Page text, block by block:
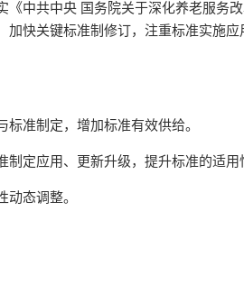
中共中央 国务院关于深化养老服务
快关键标准制修订，注重标准实施
准制定，增加标准有效供给。
定应用、更新升级，提升标准的适用
态调整。